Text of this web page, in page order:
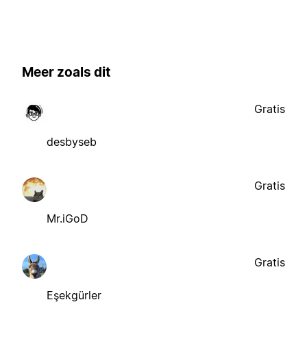
Meer zoals dit
desbyseb
Gratis
Mr.iGoD
Gratis
Eşekgürler
Gratis